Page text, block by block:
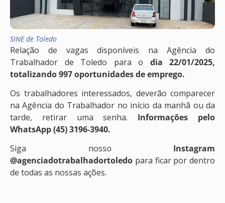
SINE de Toledo
Relação de vagas disponíveis na Agência do
Trabalhador de Toledo para o dia 22/01/2025,
totalizando 997 oportunidades de emprego.
Os trabalhadores interessados, deverão comparecer
na Agência do Trabalhador no início da manhã ou da
tarde, retirar uma senha. Informações pelo
WhatsApp (45) 3196-3940.
Siga nosso Instagram
@agenciadotrabalhadortoledo para ficar por dentro
de todas as nossas ações.